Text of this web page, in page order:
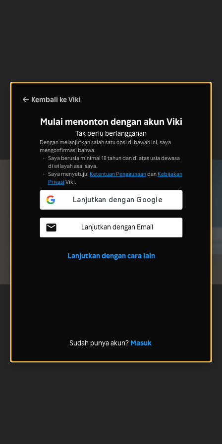
Kembali ke Viki
Mulai menonton dengan akun Viki
Tak perlu berlangganan
Dengan melanjutkan salah satu opsi di bawah ini, saya
mengonfirmasi bahwa:
Saya berusia minimal 18 tahun dan di atas usia dewasa
di wilayah asal saya.
Saya menyetujui Ketentuan Penggunaandan Kebijakan
Privasi Viki.
Lanjutkan dengan Email
Lanjutkan dengan cara lain
Sudah punya akun? Masuk